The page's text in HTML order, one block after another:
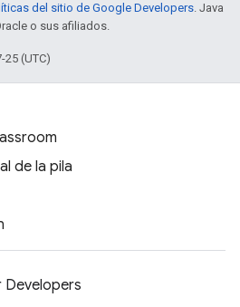
del sitio de Google Developers. Java
o sus afiliados.
(UTC)
de la pila